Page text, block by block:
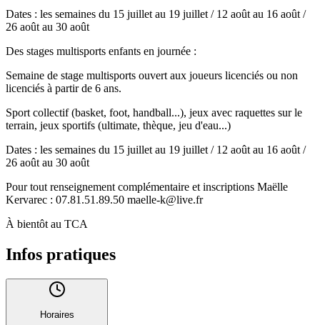
Dates : les semaines du 15 juillet au 19 juillet / 12 août au 16 août /
26 août au 30 août
Des stages multisports enfants en journée :
Semaine de stage multisports ouvert aux joueurs licenciés ou non
licenciés à partir de 6 ans.
Sport collectif (basket, foot, handball...), jeux avec raquettes sur le
terrain, jeux sportifs (ultimate, thèque, jeu d'eau...)
Dates : les semaines du 15 juillet au 19 juillet / 12 août au 16 août /
26 août au 30 août
Pour tout renseignement complémentaire et inscriptions Maëlle
Kervarec : 07.81.51.89.50 maelle-k@live.fr
À bientôt au TCA
Infos pratiques
Horaires